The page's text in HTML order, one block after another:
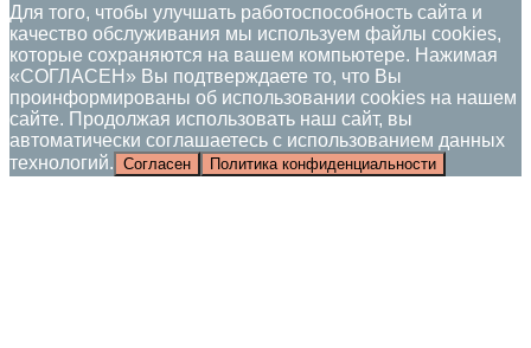
Для того, чтобы улучшать работоспособность сайта и
качество обслуживания мы используем файлы cookies,
которые сохраняются на вашем компьютере. Нажимая
«СОГЛАСЕН» Вы подтверждаете то, что Вы
проинформированы об использовании cookies на нашем
сайте. Продолжая использовать наш сайт, вы
автоматически соглашаетесь с использованием данных
технологий. Согласен Политика конфиденциальности